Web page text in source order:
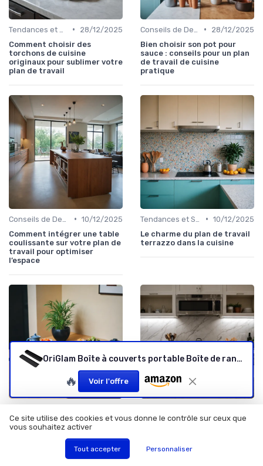
•
28/12/2025
Comment choisir des
torchons de cuisine
originaux pour sublimer votre
plan de travail
•
28/12/2025
Bien choisir son pot pour
sauce : conseils pour un plan
de travail de cuisine
pratique
• 10/12/2025
Comment intégrer une table
coulissante sur votre plan de
travail pour optimiser
l’espace
• 10/12/2025
Le charme du plan de travail
terrazzo dans la cuisine
•
Tout savoir sur la plaque
japonaise pour la cuisine : un
atout pour votre plan de
•
Comment choisir une plaque
OriGlam Boîte à couverts portable Boîte de rangement de vaisselle de voyage, boîte de rangement simple pour kit de coutellerie (Noir)
🔥 Voir l'offre
Ce site utilise des cookies et vous donne le contrôle sur ceux que
vous souhaitez activer
Tout accepter Personnaliser